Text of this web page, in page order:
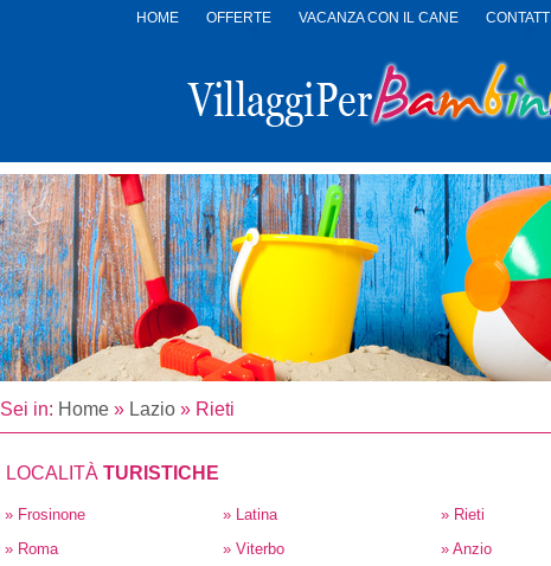
HOME OFFERTE VACANZA CON IL CANE CONTATTI
PER
BAMBINI
Sei in: Home» Lazio» Rieti
LOCALITÀ TURISTICHE
» Frosinone » Latina
» Rieti
» Roma
» Viterbo
» Anzio